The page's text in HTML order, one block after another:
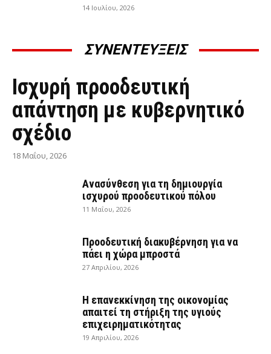
14 Ιουλίου, 2026
ΣΥΝΕΝΤΕΥΞΕΙΣ
ΣΥΝΕΝΤΕΎΞΕΙΣ
Ισχυρή προοδευτική
απάντηση με κυβερνητικό
σχέδιο
18 Μαΐου, 2026
Ανασύνθεση για τη δημιουργία
ισχυρού προοδευτικού πόλου
11 Μαΐου, 2026
Προοδευτική διακυβέρνηση για να
πάει η χώρα μπροστά
27 Απριλίου, 2026
Η επανεκκίνηση της οικονομίας
απαιτεί τη στήριξη της υγιούς
επιχειρηματικότητας
19 Απριλίου, 2026